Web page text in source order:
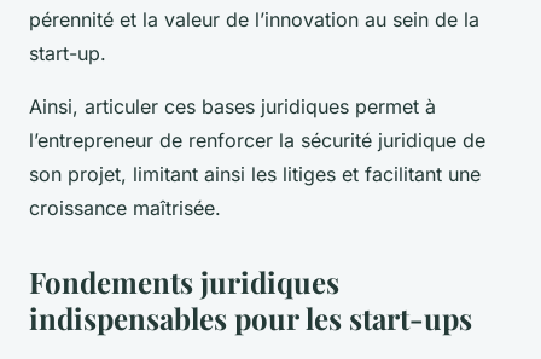
pérennité et la valeur de l’innovation au sein de la
start-up.
Ainsi, articuler ces bases juridiques permet à
l’entrepreneur de renforcer la sécurité juridique de
son projet, limitant ainsi les litiges et facilitant une
croissance maîtrisée.
Fondements juridiques
indispensables pour les start-ups